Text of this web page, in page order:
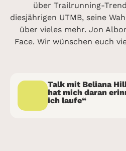
über Trailrunning-
diesjährigen UTMB, seine
über vieles mehr. Jon
Face. Wir wünschen euch
Talk mit Beliana
hat mich daran
ich laufe“